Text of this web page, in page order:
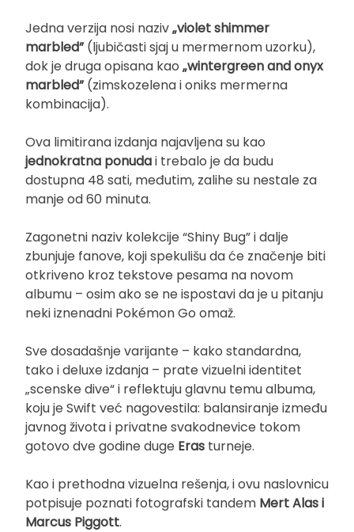
Jedna verzija nosi naziv„violet shimmer
marbled”(ljubičasti sjaj u mermernom uzorku),
dok je druga opisana kao „wintergreen and onyx
marbled”(zimskozelena i oniks mermerna
kombinacija).
Ova limitirana izdanja najavljena su kao
jednokratna ponudai trebalo je da budu
dostupna 48 sati, međutim, zalihe su nestale za
manje od 60 minuta.
Zagonetni naziv kolekcije “Shiny Bug” i dalje
zbunjuje fanove, koji spekulišu da će značenje biti
otkriveno kroz tekstove pesama na novom
albumu – osim ako se ne ispostavi da je u pitanju
neki iznenadni Pokémon Go omaž.
Sve dosadašnje varijante – kako standardna,
tako i deluxe izdanja – prate vizuelni identitet
„scenske dive“ i reflektuju glavnu temu albuma,
koju je Swift već nagovestila: balansiranje između
javnog života i privatne svakodnevice tokom
gotovo dve godine duge Eras turneje.
Kao i prethodna vizuelna rešenja, i ovu naslovnicu
potpisuje poznati fotografski tandem Mert Alas i
Marcus Piggott.